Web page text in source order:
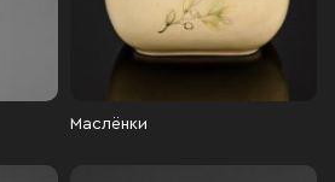
Маслёнки